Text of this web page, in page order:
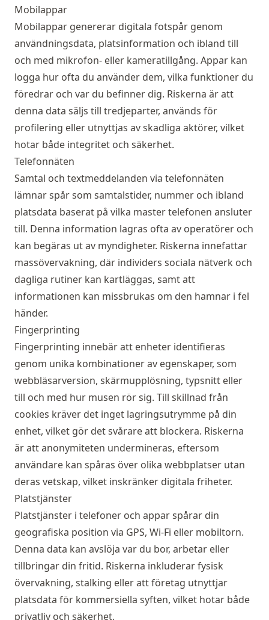
Mobilappar
Mobilappar genererar digitala fotspår genom
användningsdata, platsinformation och ibland till
och med mikrofon- eller kameratillgång. Appar kan
logga hur ofta du använder dem, vilka funktioner du
föredrar och var du befinner dig. Riskerna är att
denna data säljs till tredjeparter, används för
profilering eller utnyttjas av skadliga aktörer, vilket
hotar både integritet och säkerhet.
Telefonnäten
Samtal och textmeddelanden via telefonnäten
lämnar spår som samtalstider, nummer och ibland
platsdata baserat på vilka master telefonen ansluter
till. Denna information lagras ofta av operatörer och
kan begäras ut av myndigheter. Riskerna innefattar
massövervakning, där individers sociala nätverk och
dagliga rutiner kan kartläggas, samt att
informationen kan missbrukas om den hamnar i fel
händer.
Fingerprinting
Fingerprinting innebär att enheter identifieras
genom unika kombinationer av egenskaper, som
webbläsarversion, skärmupplösning, typsnitt eller
till och med hur musen rör sig. Till skillnad från
cookies kräver det inget lagringsutrymme på din
enhet, vilket gör det svårare att blockera. Riskerna
är att anonymiteten undermineras, eftersom
användare kan spåras över olika webbplatser utan
deras vetskap, vilket inskränker digitala friheter.
Platstjänster
Platstjänster i telefoner och appar spårar din
geografiska position via GPS, Wi-Fi eller mobiltorn.
Denna data kan avslöja var du bor, arbetar eller
tillbringar din fritid. Riskerna inkluderar fysisk
övervakning, stalking eller att företag utnyttjar
platsdata för kommersiella syften, vilket hotar både
privatliv och säkerhet.